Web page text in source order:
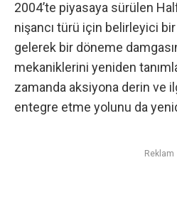
2004’te piyasaya sürülen
nişancı türü için belirleyici
gelerek bir döneme
mekaniklerini yeniden
zamanda aksiyona derin ve
entegre etme yolunu da
Reklam